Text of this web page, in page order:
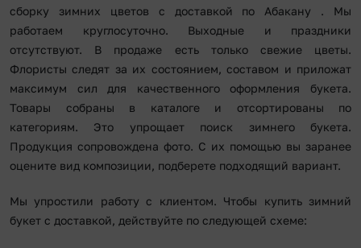
сборку зимних цветов с доставкой по Абакану . Мы
работаем круглосуточно. Выходные и праздники
отсутствуют. В продаже есть только свежие цветы.
Флористы следят за их состоянием, составом и приложат
максимум сил для качественного оформления букета.
Товары собраны в каталоге и отсортированы по
категориям. Это упрощает поиск зимнего букета.
Продукция сопровождена фото. С их помощью вы заранее
оцените вид композиции, подберете подходящий вариант.
Мы упростили работу с клиентом. Чтобы купить зимний
букет с доставкой, действуйте по следующей схеме: